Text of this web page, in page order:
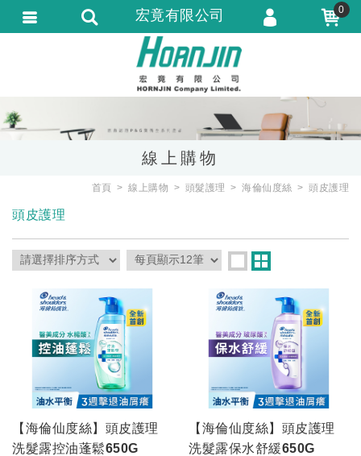
線上購物
首頁 線上購物 頭髮護理 海倫仙度絲 頭皮護理
頭皮護理
【海倫仙度絲】頭皮護理
洗髮露控油蓬鬆650G
【海倫仙度絲】頭皮護理
洗髮露保水舒緩650G
宏竟有限公司 0
會員登入
會員註冊
訂單查詢
匯款通知